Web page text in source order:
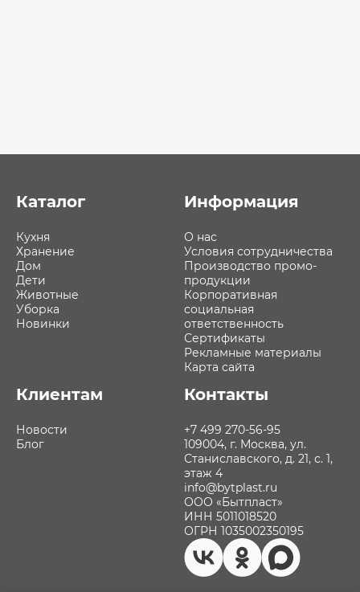
Каталог
Кухня
Хранение
Дом
Дети
Животные
Уборка
Новинки
Информация
О нас
Условия сотрудничества
Производство промо-
продукции
Корпоративная
социальная
ответственность
Сертификаты
Рекламные материалы
Карта сайта
Клиентам
Новости
Блог
Контакты
+7 499 270-56-95
109004, г. Москва, ул.
Станиславского, д. 21, с. 1,
этаж 4
info@bytplast.ru
ООО «Бытпласт»
ИНН 5011018520
ОГРН 1035002350195